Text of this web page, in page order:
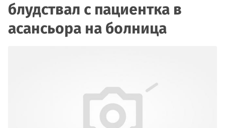
блудствал с пациентка в
асансьора на болница